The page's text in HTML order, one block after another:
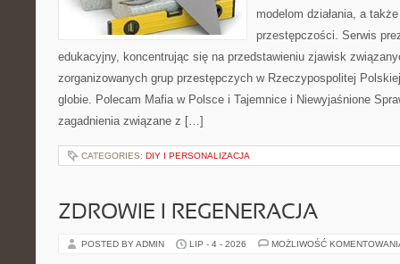
modelom działania, a
przestępczości. Serwis
edukacyjny, koncentrując się na przedstawieniu zjawisk
zorganizowanych grup przestępczych w Rzeczypospolitej
globie. Polecam Mafia w Polsce i Tajemnice i Niewyjaśnione
zagadnienia związane z […]
CATEGORIES: DIY I PERSONALIZACJA
ZDROWIE I REGENERACJA
POSTED BY ADMIN LIP - 4 - 2026 MOŻLIWOŚĆ